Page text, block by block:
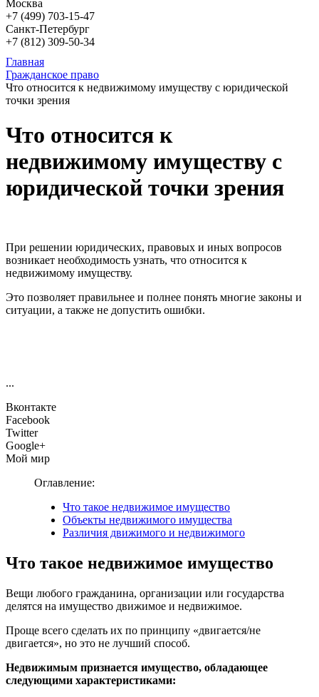
Москва
+7 (499) 703-15-47
Санкт-Петербург
+7 (812) 309-50-34
Главная
Гражданское право
Что относится к недвижимому имуществу с юридической
точки зрения
Что относится к
недвижимому имуществу с
юридической точки зрения
При решении юридических, правовых и иных вопросов
возникает необходимость узнать, что относится к
недвижимому имуществу.
Это позволяет правильнее и полнее понять многие законы и
ситуации, а также не допустить ошибки.
...
Вконтакте
Facebook
Twitter
Google+
Мой мир
Оглавление:
Что такое недвижимое имущество
Объекты недвижимого имущества
Различия движимого и недвижимого
Что такое недвижимое имущество
Вещи любого гражданина, организации или государства
делятся на имущество движимое и недвижимое.
Проще всего сделать их по принципу «двигается/не
двигается», но это не лучший способ.
Недвижимым признается имущество, обладающее
следующими характеристиками: